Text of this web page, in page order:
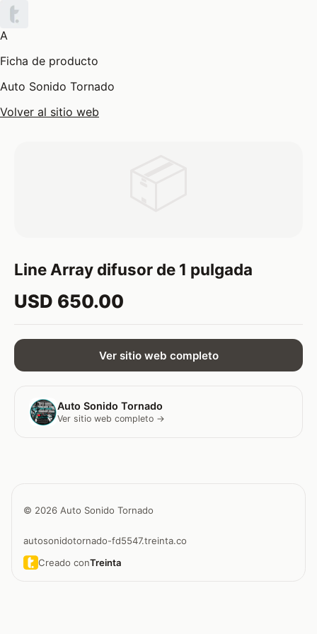
A
Ficha de producto
Auto Sonido Tornado
Volver al sitio web
Line Array difusor de 1 pulgada
USD 650.00
Ver sitio web completo
Auto Sonido Tornado
Ver sitio web completo →
© 2026 Auto Sonido Tornado
autosonidotornado-fd5547.treinta.co
Creado conTreinta